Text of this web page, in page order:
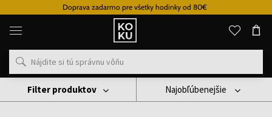
Doprava zadarmo pre všetky hodinky od 80€
Originálne
parfémy
hodinky
na
mieste
Hodinky
Pánske Hodinky Pánske Hodinky Carneo
Najobľúbenejšie
Filter produktov